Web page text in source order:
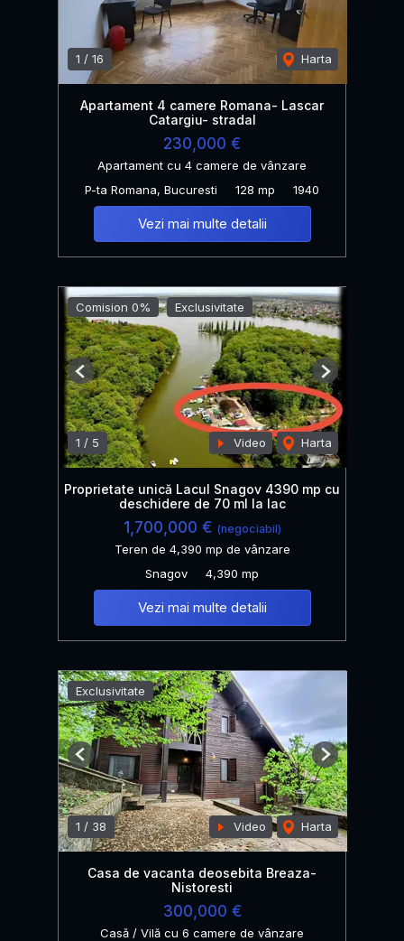
1 / 16 Harta
Apartament 4 camere Romana- Lascar
Catargiu- stradal
230,000 €
Apartament cu 4 camere de vânzare
P-ta Romana, Bucuresti
128 mp 1940
Vezi mai multe detalii
Comision 0% Exclusivitate
1 / 5 Video Harta
Previous Next
Proprietate unică Lacul Snagov 4390 mp cu
deschidere de 70 ml la lac
1,700,000 € (negociabil)
Teren de 4,390 mp de vânzare
Snagov
4,390 mp
Vezi mai multe detalii
Exclusivitate
1 / 38 Video Harta
Previous Next
Casa de vacanta deosebita Breaza-
Nistoresti
300,000 €
Casă / Vilă cu 6 camere de vânzare